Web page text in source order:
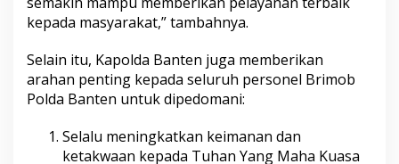
kepada masyarakat,” tambahnya.
Selain itu, Kapolda Banten juga memberikan
arahan penting kepada seluruh personel Brimob
Polda Banten untuk dipedomani:
Selalu meningkatkan keimanan dan
ketakwaan kepada Tuhan Yang Maha Kuasa